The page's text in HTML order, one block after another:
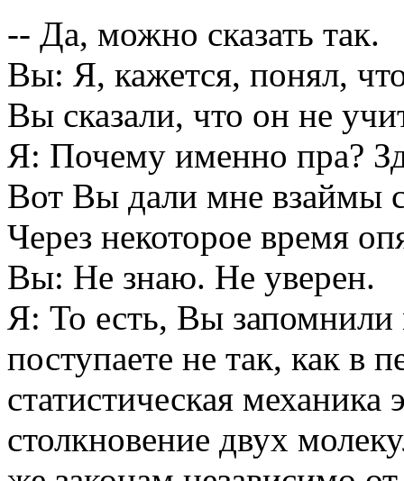
-- Да, можно сказать так.
Вы: Я, кажется, понял,
Вы сказали, что он не
Я: Почему именно пра?
Вот Вы дали мне взаймы
Через некоторое время
Вы: Не знаю. Не уверен.
Я: То есть, Вы запомнили
поступаете не так, как в
статистическая механика
столкновение двух